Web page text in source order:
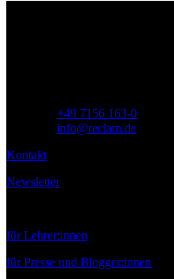
+49 7156 163-0
info@reclam.de
Kontakt
Newsletter
für Lehrer:innen
für Presse und Blogger:innen